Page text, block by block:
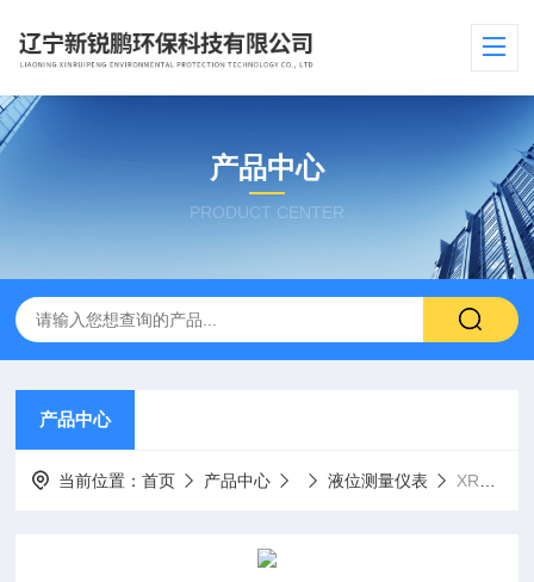
产品中心
PRODUCT CENTER
产品中心
当前位置：首页 产品中心 液位测量仪表 XRP-CY2016B10分体式超声波液位计